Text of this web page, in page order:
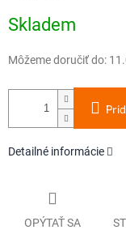
cena:
Skladem
Môžeme doručiť do:
Detailné informácie
OPÝTAŤ SA